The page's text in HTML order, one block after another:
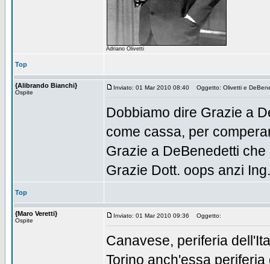
Adriano Olivetti
Top
{Alibrando Bianchi}
Ospite
Inviato: 01 Mar 2010 08:40 Oggetto: Olivetti e
Dobbiamo dire Grazie a
come cassa, per
Grazie a DeBenedetti
Grazie Dott. oops anzi
Top
{Maro Veretti}
Ospite
Inviato: 01 Mar 2010 09:36 Oggetto:
Canavese, periferia
Torino anch'essa